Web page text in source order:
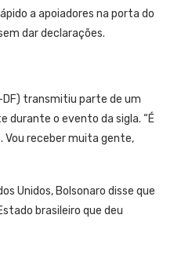
a apoiadores na porta do
dar declarações.
DF) transmitiu parte de um
durante o evento da sigla. “É
Vou receber muita gente,
Unidos, Bolsonaro disse que
brasileiro que deu